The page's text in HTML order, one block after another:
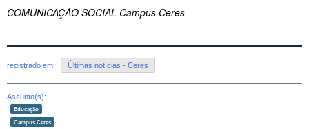
COMUNICAÇÃO SOCIAL Campus Ceres
registrado em: Últimas notícias - Ceres
Assunto(s):
Educação
Campus Ceres